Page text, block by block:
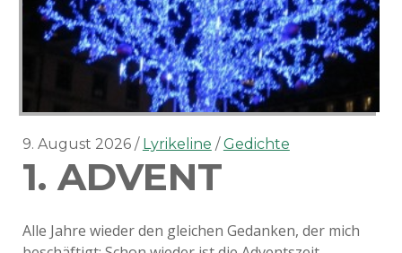
9. August 2026 Lyrikeline Gedichte
1. ADVENT
Alle Jahre wieder den gleichen Gedanken, der mich